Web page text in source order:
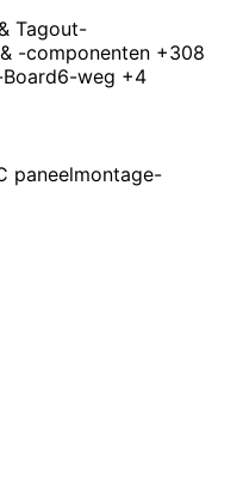
Tagout-
-componenten +308
6-weg +4
paneelmontage-